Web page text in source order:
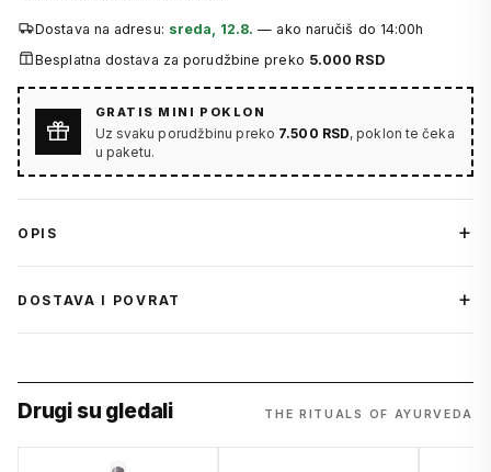
Dostava na adresu: sreda, 12.8. — ako naručiš do 14:00h
Besplatna dostava za porudžbine preko 5.000 RSD
GRATIS MINI POKLON
Uz svaku porudžbinu preko 7.500 RSD, poklon te čeka
u paketu.
OPIS
DOSTAVA I POVRAT
Drugi su gledali THE RITUALS OF AYURVEDA